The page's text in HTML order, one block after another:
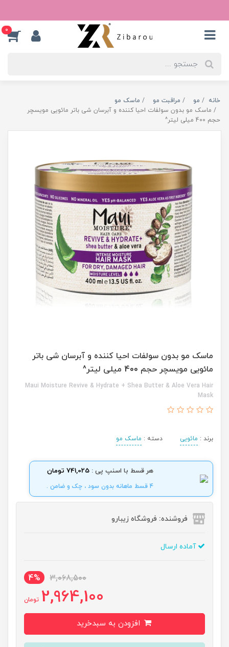
0
خانه مو مراقبت مو
ماسک مو
ماسک مو بدون سولفات احیا کننده و آبرسان شی باتر مائویی مویسچر
حجم 400 میلی لیتر^
ماسک مو بدون سولفات احیا کننده و آبرسان شی باتر
مائویی مویسچر حجم 400 میلی لیتر^
Maui Moisture Revive & Hydrate + Shea Butter & Aloe Vera Hair
Mask
برند : مائویی دسته : ماسک مو
هر قسط با اسنپ پی : 741,025 تومان
4 قسط ماهانه بدون سود ، چک و ضامن .
فروشنده: فروشگاه زیبارو
آماده ارسال
3,068,500
4%
2,964,100 تومان